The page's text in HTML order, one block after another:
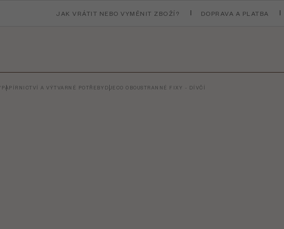
JAK VRÁTIT NEBO VYMĚNIT ZBOŽÍ? DOPRAVA A PLATBA
PAPÍRNICTVÍ A VÝTVARNÉ POTŘEBY DJECO OBOUSTRANNÉ FIXY - DÍVČÍ